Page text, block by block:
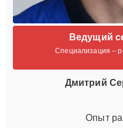
Ведущий
Специализация –
Дмитрий
Опыт